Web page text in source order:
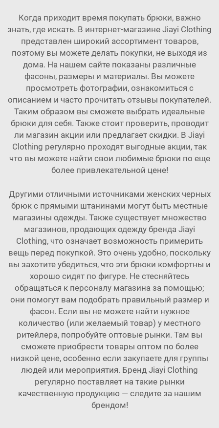
Когда приходит время покупать брюки, важно
знать, где искать. В интернет-магазине Jiayi Clothing
представлен широкий ассортимент товаров,
поэтому вы можете делать покупки, не выходя из
дома. На нашем сайте показаны различные
фасоны, размеры и материалы. Вы можете
просмотреть фотографии, ознакомиться с
описанием и часто прочитать отзывы покупателей.
Таким образом вы сможете выбрать идеальные
брюки для себя. Также стоит проверить, проводит
ли магазин акции или предлагает скидки. В Jiayi
Clothing регулярно проходят выгодные акции, так
что вы можете найти свои любимые брюки по еще
более привлекательной цене!
Другими отличными источниками женских черных
брюк с прямыми штанинами могут быть местные
магазины одежды. Также существует множество
магазинов, продающих одежду бренда Jiayi
Clothing, что означает возможность примерить
вещь перед покупкой. Это очень удобно, поскольку
вы захотите убедиться, что эти брюки комфортны и
хорошо сидят по фигуре. Не стесняйтесь
обращаться к персоналу магазина за помощью;
они помогут вам подобрать правильный размер и
фасон. Если вы не можете найти нужное
количество (или желаемый товар) у местного
ритейлера, попробуйте оптовые рынки. Там вы
сможете приобрести товары оптом по более
низкой цене, особенно если закупаете для группы
людей или мероприятия. Бренд Jiayi Clothing
регулярно поставляет на такие рынки
качественную продукцию — следите за нашим
брендом!